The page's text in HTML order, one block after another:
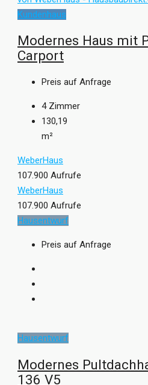
Kundenhaus
Modernes Haus mit
Carport
Preis auf Anfrage
4 Zimmer
130,19
m²
WeberHaus
107.900 Aufrufe
WeberHaus
107.900 Aufrufe
Hausentwurf
Preis auf Anfrage
Hausentwurf
Modernes
136 V5